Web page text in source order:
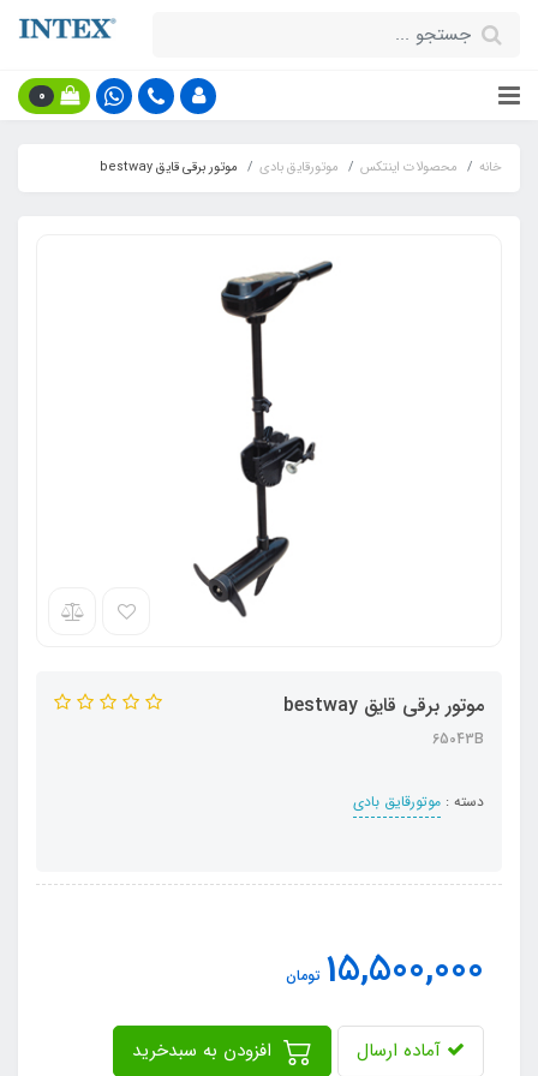
0
خانه محصولات اینتکس موتورقایق بادی موتور برقی قایق bestway
موتور برقی قایق bestway
65043B
دسته : موتورقایق بادی
15,500,000 تومان
آماده ارسال